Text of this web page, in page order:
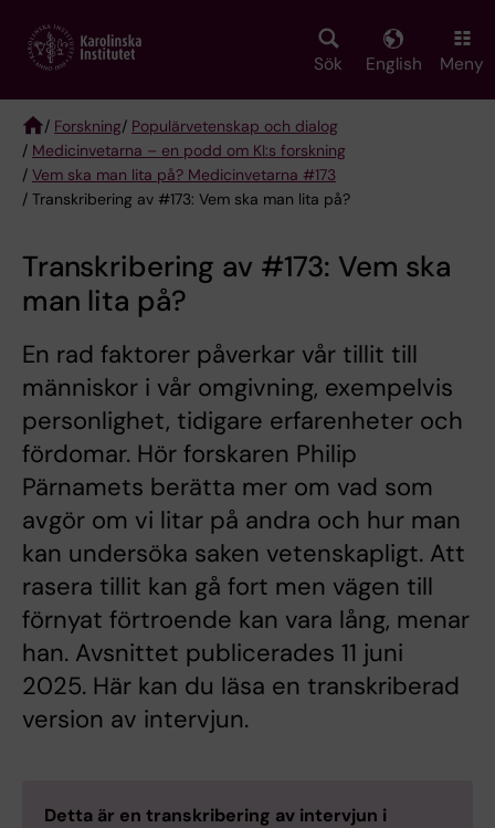
main
Sök English Meny
Breadcrumb
/ Forskning/ Populärvetenskap och dialog
/ Medicinvetarna – en podd om KI:s forskning
/ Vem ska man lita på? Medicinvetarna #173
/ Transkribering av #173: Vem ska man lita på?
Transkribering av #173: Vem ska
man lita på?
En rad faktorer påverkar vår tillit till
människor i vår omgivning, exempelvis
personlighet, tidigare erfarenheter och
fördomar. Hör forskaren Philip
Pärnamets berätta mer om vad som
avgör om vi litar på andra och hur man
kan undersöka saken vetenskapligt. Att
rasera tillit kan gå fort men vägen till
förnyat förtroende kan vara lång, menar
han. Avsnittet publicerades 11 juni
2025. Här kan du läsa en transkriberad
version av intervjun.
Detta är en transkribering av intervjun i